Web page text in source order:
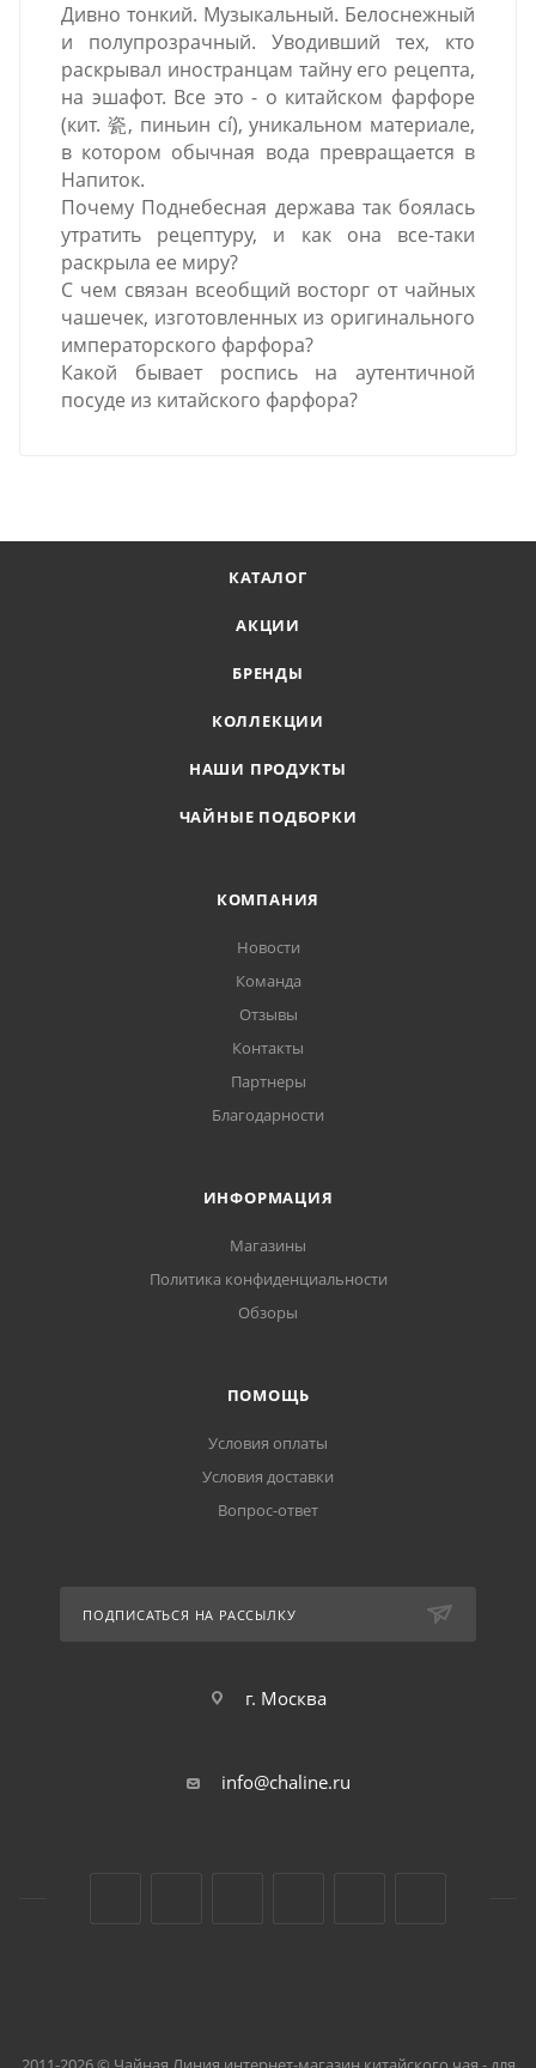
Дивно тонкий. Музыкальный. Белоснежный
и полупрозрачный. Уводивший тех, кто
раскрывал иностранцам тайну его рецепта,
на эшафот. Все это - о китайском фарфоре
(кит. 瓷, пиньин cí), уникальном материале,
в котором обычная вода превращается в
Напиток.
Почему Поднебесная держава так боялась
утратить рецептуру, и как она все-таки
раскрыла ее миру?
С чем связан всеобщий восторг от чайных
чашечек, изготовленных из оригинального
императорского фарфора?
Какой бывает роспись на аутентичной
посуде из китайского фарфора?
КАТАЛОГ
АКЦИИ
БРЕНДЫ
КОЛЛЕКЦИИ
НАШИ ПРОДУКТЫ
ЧАЙНЫЕ ПОДБОРКИ
КОМПАНИЯ
Новости
Команда
Отзывы
Контакты
Партнеры
Благодарности
ИНФОРМАЦИЯ
Магазины
Политика конфиденциальности
Обзоры
ПОМОЩЬ
Условия оплаты
Условия доставки
Вопрос-ответ
ПОДПИСАТЬСЯ НА РАССЫЛКУ
г. Москва
info@chaline.ru